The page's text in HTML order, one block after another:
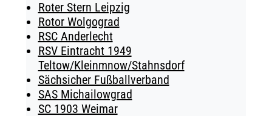
Roter Stern Leipzig
Rotor Wolgograd
RSC Anderlecht
RSV Eintracht 1949
Teltow/Kleinmnow/Stahnsdorf
Sächsicher Fußballverband
SAS Michailowgrad
SC 1903 Weimar